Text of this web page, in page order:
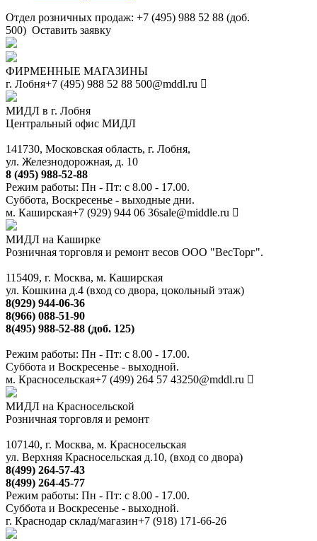
Отдел розничных продаж: +7 (495) 988 52 88 (доб.
500) Оставить заявку
ФИРМЕННЫЕ МАГАЗИНЫ
г. Лобня+7 (495) 988 52 88 500@mddl.ru
МИДЛ в г. Лобня
Центральный офис МИДЛ
141730, Московская область, г. Лобня,
ул. Железнодорожная, д. 10
8 (495) 988-52-88
Режим работы: Пн - Пт: с 8.00 - 17.00.
Суббота, Воскресенье - выходные дни.
м. Каширская+7 (929) 944 06 36sale@middle.ru
МИДЛ на Каширке
Розничная торговля и ремонт весов ООО "ВесТорг".
115409, г. Москва, м. Каширская
ул. Кошкина д.4 (вход со двора, цокольный этаж)
8(929) 944-06-36
8(966) 088-51-90
8(495) 988-52-88 (доб. 125)
Режим работы: Пн - Пт: с 8.00 - 17.00.
Суббота и Воскресенье - выходной.
м. Красносельская+7 (499) 264 57 43250@mddl.ru
МИДЛ на Красносельской
Розничная торговля и ремонт
107140, г. Москва, м. Красносельская
ул. Верхняя Красносельская д.10, (вход со двора)
8(499) 264-57-43
8(499) 264-45-77
Режим работы: Пн - Пт: с 8.00 - 17.00.
Суббота и Воскресенье - выходной.
г. Краснодар склад/магазин+7 (918) 171-66-26